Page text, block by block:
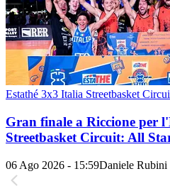
Estathé 3x3 Italia Streetbasket
Gran finale a Riccione per
Streetbasket Circuit: All
06 Ago 2026 - 15:59Daniele Rubini